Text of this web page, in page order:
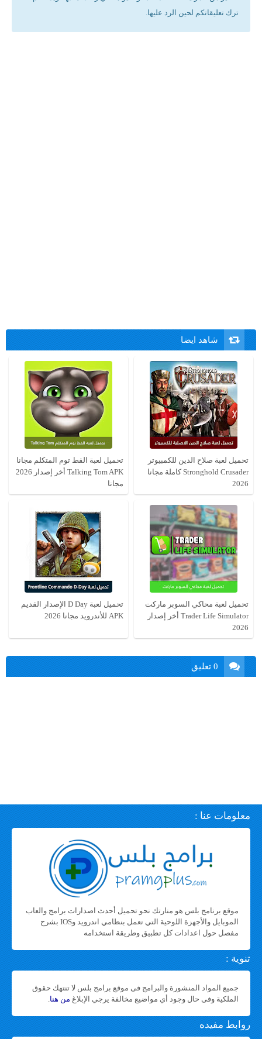
ترك تعليقاتكم لحين الرد عليها.
شاهد ايضا
تحميل لعبة صلاح الدين للكمبيوتر
Stronghold Crusader كاملة مجانا
2026
تحميل لعبة القط توم المتكلم مجانا
Talking Tom APK أخر إصدار 2026
مجانا
تحميل لعبة محاكي السوبر ماركت
Trader Life Simulator أخر إصدار
2026
تحميل لعبة D Day الإصدار القديم
APK للأندرويد مجانا 2026
0 تعليق
معلومات عنا :
موقع برنامج بلس هو منارتك نحو تحميل أحدث اصدارات برامج والعاب
الموبايل والأجهزة اللوحية التي تعمل بنظامي اندرويد وIOS بشرح
مفصل حول اعدادات كل تطبيق وطريقة استخدامه
تنوية :
جميع المواد المنشورة والبرامج فى موقع برامج بلس لا تنتهك حقوق
الملكية وفى حال وجود أي مواضيع مخالفة يرجي الإبلاغ من هنا.
روابط مفيده